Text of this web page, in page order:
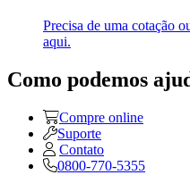
Precisa de uma cotação
aqui.
Como podemos
Compre online
Suporte
Contato
0800-770-5355